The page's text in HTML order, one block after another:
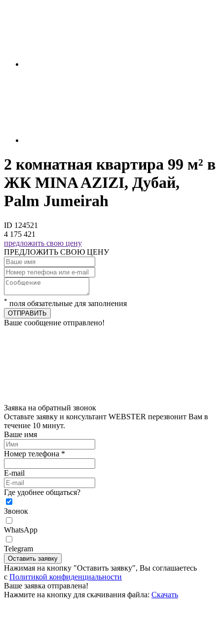
2 комнатная квартира 99 м² в
ЖК MINA AZIZI, Дубай,
Palm Jumeirah
ID 124521
4 175 421
предложить свою цену
ПРЕДЛОЖИТЬ СВОЮ ЦЕНУ
* поля обязательные для заполнения
ОТПРАВИТЬ
Ваше сообщение отправлено!
Заявка на обратный звонок
Оставьте заявку и консультант WEBSTER перезвонит Вам в
течение 10 минут.
Ваше имя
Номер телефона *
E-mail
Где удобнее общаться?
Звонок
WhatsApp
Telegram
Оставить заявку
Нажимая на кнопку "Оставить заявку", Вы соглашаетесь
c Политикой конфиденциальности
Ваше заявка отправлена!
Нажмите на кнопку для скачивания файла: Скачать